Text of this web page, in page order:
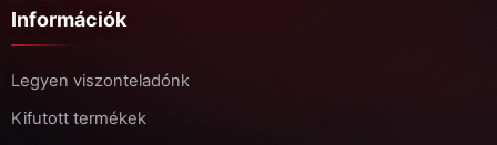
Információk
Legyen viszonteladónk
Kifutott termékek